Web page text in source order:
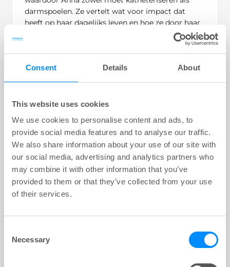
Consent Details About
This website uses cookies
We use cookies to personalise content and ads, to
provide social media features and to analyse our traffic.
We also share information about your use of our site with
our social media, advertising and analytics partners who
may combine it with other information that you’ve
provided to them or that they’ve collected from your use
of their services.
Selection
Necessary
darmspoelen. Ze vertelt wat voor impact dat
heeft op haar dagelijks leven en hoe ze door haar
doorzettingsvermogen zelf weer bepaalt waar en
3min
Noah voelt zich weer vrij